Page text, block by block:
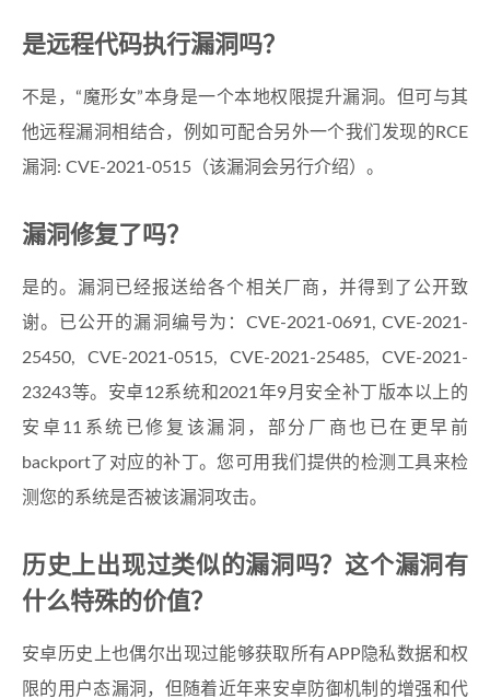
是远程代码执行漏洞吗？
不是，“魔形女”本身是一个本地权限提升漏洞。但可与其
他远程漏洞相结合，例如可配合另外一个我们发现的RCE
漏洞: CVE-2021-0515（该漏洞会另行介绍）。
漏洞修复了吗？
是的。漏洞已经报送给各个相关厂商，并得到了公开致
谢。已公开的漏洞编号为：CVE-2021-0691, CVE-2021-
25450, CVE-2021-0515, CVE-2021-25485, CVE-2021-
23243等。安卓12系统和2021年9月安全补丁版本以上的
安卓11系统已修复该漏洞，部分厂商也已在更早前
backport了对应的补丁。您可用我们提供的检测工具来检
测您的系统是否被该漏洞攻击。
历史上出现过类似的漏洞吗？这个漏洞有
什么特殊的价值？
安卓历史上也偶尔出现过能够获取所有APP隐私数据和权
限的用户态漏洞，但随着近年来安卓防御机制的增强和代